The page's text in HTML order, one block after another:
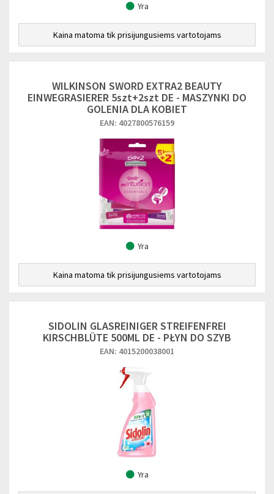
Yra
Kaina matoma tik prisijungusiems vartotojams
WILKINSON SWORD EXTRA2 BEAUTY
EINWEGRASIERER 5szt+2szt DE - MASZYNKI DO
GOLENIA DLA KOBIET
EAN: 4027800576159
Yra
Kaina matoma tik prisijungusiems vartotojams
SIDOLIN GLASREINIGER STREIFENFREI
KIRSCHBLÜTE 500ML DE - PŁYN DO SZYB
EAN: 4015200038001
Yra